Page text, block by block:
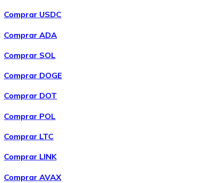
ComprarUniswap
ComprarEthereum Classic
Comprar USDC
Comprar ADA
Comprar SOL
Comprar DOGE
Comprar DOT
Comprar POL
Comprar LTC
Comprar LINK
Comprar AVAX